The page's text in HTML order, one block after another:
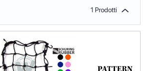
1 Prodotti